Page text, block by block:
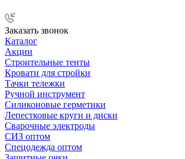
Заказать звонок
Каталог
Акции
Строительные тенты
Кровати для стройки
Тачки тележки
Ручной инструмент
Силиконовые герметики
Лепестковые круги и диски
Сварочные электроды
СИЗ оптом
Спецодежда оптом